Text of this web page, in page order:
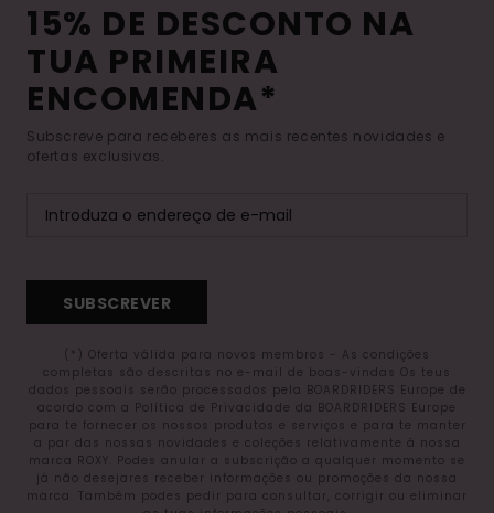
15% DE DESCONTO NA
TUA PRIMEIRA
ENCOMENDA*
Subscreve para receberes as mais recentes novidades e
ofertas exclusivas.
SUBSCREVER
(*) Oferta válida para novos membros - As condições
completas são descritas no e-mail de boas-vindas Os teus
dados pessoais serão processados pela BOARDRIDERS Europe de
acordo com a Política de Privacidade da BOARDRIDERS Europe
para te fornecer os nossos produtos e serviços e para te manter
a par das nossas novidades e coleções relativamente à nossa
marca ROXY. Podes anular a subscrição a qualquer momento se
já não desejares receber informações ou promoções da nossa
marca. Também podes pedir para consultar, corrigir ou eliminar